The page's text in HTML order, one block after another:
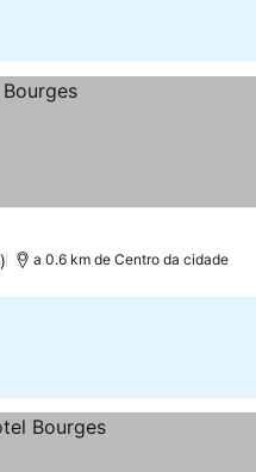
a 0.6 km de Centro da cidade